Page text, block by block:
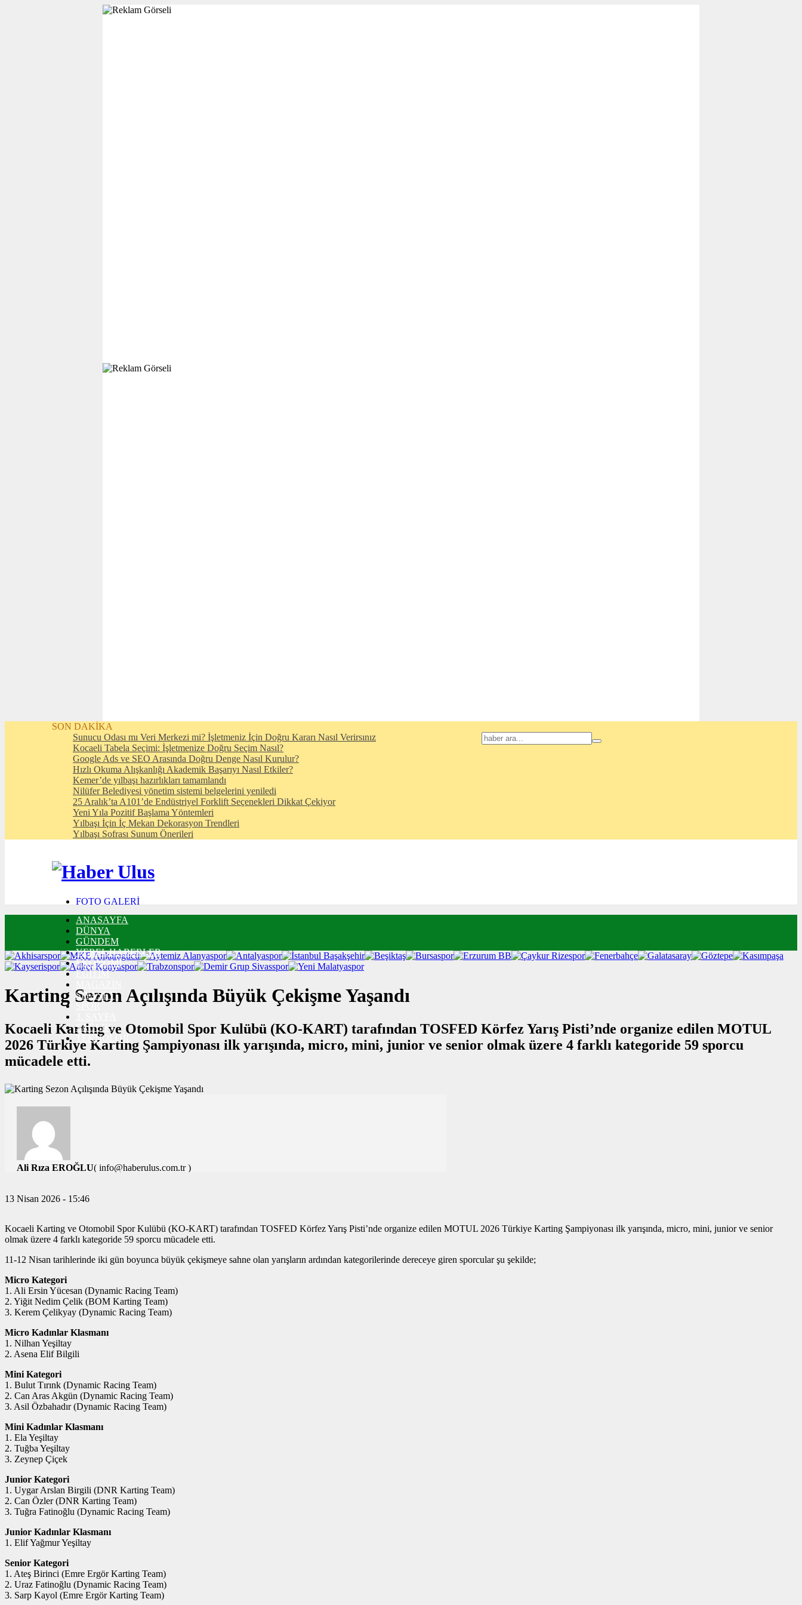
SON DAKİKA
Sunucu Odası mı Veri Merkezi mi? İşletmeniz İçin Doğru Kararı Nasıl Verirsınız
Kocaeli Tabela Seçimi: İşletmenize Doğru Seçim Nasıl?
Google Ads ve SEO Arasında Doğru Denge Nasıl Kurulur?
Hızlı Okuma Alışkanlığı Akademik Başarıyı Nasıl Etkiler?
Kemer’de yılbaşı hazırlıkları tamamlandı
Nilüfer Belediyesi yönetim sistemi belgelerini yeniledi
25 Aralık’ta A101’de Endüstriyel Forklift Seçenekleri Dikkat Çekiyor
Yeni Yıla Pozitif Başlama Yöntemleri
Yılbaşı İçin İç Mekan Dekorasyon Trendleri
Yılbaşı Sofrası Sunum Önerileri
FOTO GALERİ
TRAFİK DURUMU
NÖBETÇİ ECZANELER
CANLI SONUÇLAR
HABER GÖNDER
BURÇLAR
ANASAYFA
DÜNYA
GÜNDEM
YEREL HABERLER
EKONOMİ
EĞİTİM
SİYASET
SAĞLIK
TEKNOLOJİ
Karting Sezon Açılışında Büyük Çekişme Yaşandı
Kocaeli Karting ve Otomobil Spor Kulübü (KO-KART) tarafından TOSFED Körfez Yarış Pisti’nde organize edilen MOTUL
2026 Türkiye Karting Şampiyonası ilk yarışında, micro, mini, junior ve senior olmak üzere 4 farklı kategoride 59 sporcu
mücadele etti.
Ali Rıza EROĞLU( info@haberulus.com.tr )
13 Nisan 2026 - 15:46
Kocaeli Karting ve Otomobil Spor Kulübü (KO-KART) tarafından TOSFED Körfez Yarış Pisti’nde organize edilen MOTUL 2026 Türkiye Karting Şampiyonası ilk yarışında, micro, mini, junior ve senior
olmak üzere 4 farklı kategoride 59 sporcu mücadele etti.
11-12 Nisan tarihlerinde iki gün boyunca büyük çekişmeye sahne olan yarışların ardından kategorilerinde dereceye giren sporcular şu şekilde;
Micro Kategori
1. Ali Ersin Yücesan (Dynamic Racing Team)
2. Yiğit Nedim Çelik (BOM Karting Team)
3. Kerem Çelikyay (Dynamic Racing Team)
Micro Kadınlar Klasmanı
1. Nilhan Yeşiltay
2. Asena Elif Bilgili
Mini Kategori
1. Bulut Tırınk (Dynamic Racing Team)
2. Can Aras Akgün (Dynamic Racing Team)
3. Asil Özbahadır (Dynamic Racing Team)
Mini Kadınlar Klasmanı
1. Ela Yeşiltay
2. Tuğba Yeşiltay
3. Zeynep Çiçek
Junior Kategori
1. Uygar Arslan Birgili (DNR Karting Team)
2. Can Özler (DNR Karting Team)
3. Tuğra Fatinoğlu (Dynamic Racing Team)
Junior Kadınlar Klasmanı
1. Elif Yağmur Yeşiltay
Senior Kategori
1. Ateş Birinci (Emre Ergör Karting Team)
2. Uraz Fatinoğlu (Dynamic Racing Team)
3. Sarp Kayol (Emre Ergör Karting Team)